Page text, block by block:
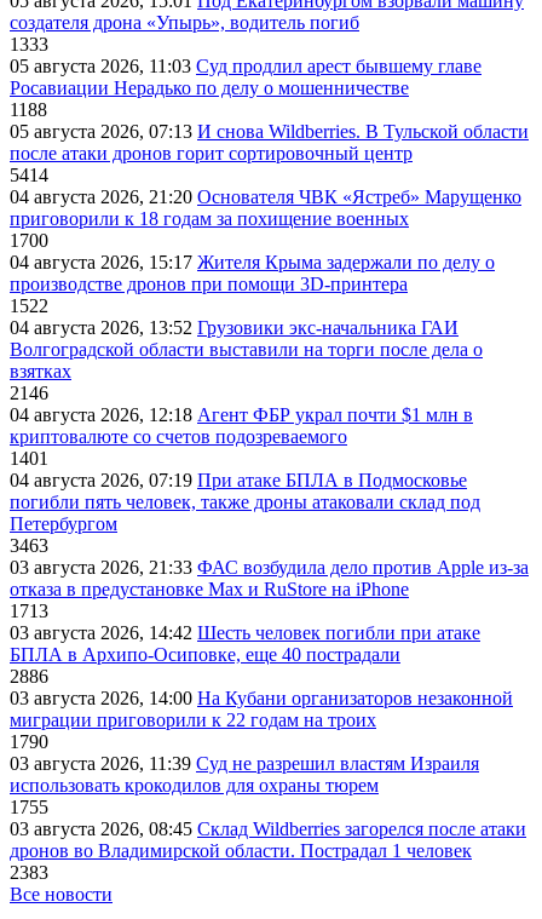
создателя дрона «Упырь», водитель погиб
1333
05 августа 2026, 11:03 Суд продлил арест бывшему главе
Росавиации Нерадько по делу о мошенничестве
1188
05 августа 2026, 07:13 И снова Wildberries. В Тульской области
после атаки дронов горит сортировочный центр
5414
04 августа 2026, 21:20 Основателя ЧВК «Ястреб» Марущенко
приговорили к 18 годам за похищение военных
1700
04 августа 2026, 15:17 Жителя Крыма задержали по делу о
производстве дронов при помощи 3D‑принтера
1522
04 августа 2026, 13:52 Грузовики экс-начальника ГАИ
Волгоградской области выставили на торги после дела о
взятках
2146
04 августа 2026, 12:18 Агент ФБР украл почти $1 млн в
криптовалюте со счетов подозреваемого
1401
04 августа 2026, 07:19 При атаке БПЛА в Подмосковье
погибли пять человек, также дроны атаковали склад под
Петербургом
3463
03 августа 2026, 21:33 ФАС возбудила дело против Apple из-за
отказа в предустановке Max и RuStore на iPhone
1713
03 августа 2026, 14:42 Шесть человек погибли при атаке
БПЛА в Архипо-Осиповке, еще 40 пострадали
2886
03 августа 2026, 14:00 На Кубани организаторов незаконной
миграции приговорили к 22 годам на троих
1790
03 августа 2026, 11:39 Суд не разрешил властям Израиля
использовать крокодилов для охраны тюрем
1755
03 августа 2026, 08:45 Склад Wildberries загорелся после атаки
дронов во Владимирской области. Пострадал 1 человек
2383
Все новости